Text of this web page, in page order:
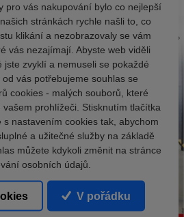
pro vás nakupování bylo co nejlepší
stránkách rychle našli to, co
klikání a nezobrazovaly se vám
vás nezajímají. Abyste web viděli
jste zvyklí a nemuseli se pokaždé
vás potřebujeme souhlas se
cookies - malých souborů, které
prohlížeči. Stisknutím tlačítka
s nastavením cookies tak, abychom
a užitečné služby na základě
můžete kdykoli změnit na stránce
osobních údajů.
V pořádku